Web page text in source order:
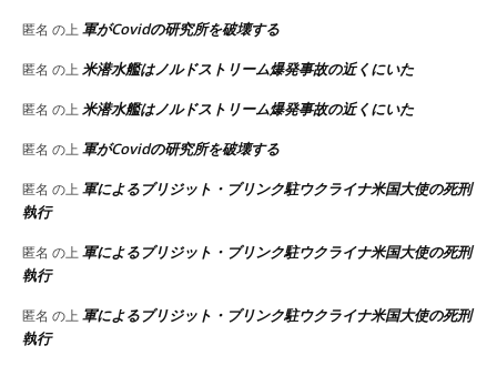
匿名 の上 軍がCovidの研究所を破壊する
匿名 の上 米潜水艦はノルドストリーム爆発事故の近くにいた
匿名 の上 米潜水艦はノルドストリーム爆発事故の近くにいた
匿名 の上 軍がCovidの研究所を破壊する
匿名 の上 軍によるブリジット・ブリンク駐ウクライナ米国大使の死刑
執行
匿名 の上 軍によるブリジット・ブリンク駐ウクライナ米国大使の死刑
執行
匿名 の上 軍によるブリジット・ブリンク駐ウクライナ米国大使の死刑
執行